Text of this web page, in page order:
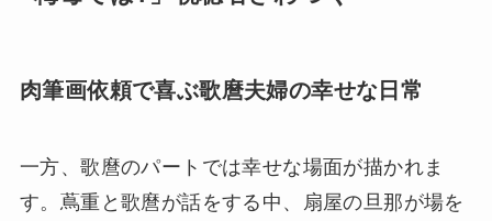
肉筆画依頼で喜ぶ歌麿夫婦の幸せな日常
一方、歌麿のパートでは幸せな場面が描かれま
す。蔦重と歌麿が話をする中、扇屋の旦那が場を